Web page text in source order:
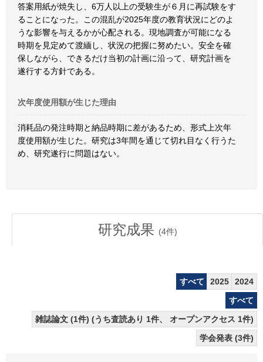
答案用紙が焼失し、6万人以上の受験生が６月に再試験をす
ることになった。この混乱が2025年度の教育状況にどのよ
うな影響を与えるかが心配される。現地調査が可能になる
時期を見定めて渡緬し、状況の把握に努めたい。安全を確
保しながら、できるだけ当初の計画に沿って、研究計画を
遂行する方針である。
次年度使用額が生じた理由
消耗品の発注時期と納品時期に差があるため、形式上次年
度使用額が生じた。研究は3年間を通じて切れ目なく行うた
め、研究遂行に問題はない。
研究成果 (4件)
すべて 2025
2024
すべて
雑誌論文 (1件) (うち査読あり 1件、 オープンアクセス 1件)
学会発表 (3件)